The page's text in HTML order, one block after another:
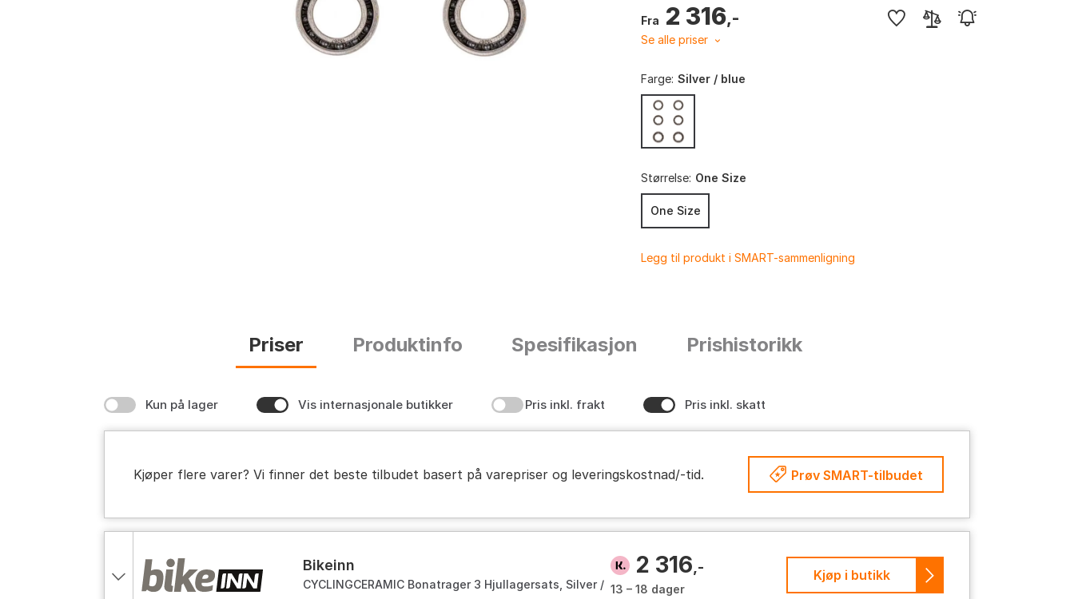
Fra 2 316,-
Se alle priser
Farge: Silver / blue
Størrelse: One Size
One Size
Legg til produkt i SMART-sammenligning
Priser Produktinfo Spesifikasjon Prishistorikk
Kun på lager Vis internasjonale butikker Pris inkl. frakt Pris inkl. skatt
Kjøper flere varer? Vi finner det beste tilbudet basert på varepriser og leveringskostnad/-tid. Prøv SMART-tilbudet
bikeinn
CYCLINGCERAMIC Bonatrager 3 Hjullagersats, Silver /
2 316,-
13 – 18 dager
Kjøp i butikk